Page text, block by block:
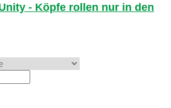
- Köpfe rollen nur in den